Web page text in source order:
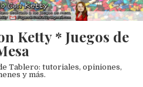
Ketty * Juegos de
Tablero: tutoriales, opiniones,
y más.